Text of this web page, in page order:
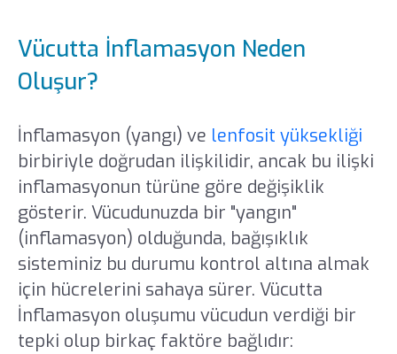
Vücutta İnflamasyon Neden
Oluşur?
İnflamasyon (yangı) ve lenfosit yüksekliği
birbiriyle doğrudan ilişkilidir, ancak bu ilişki
inflamasyonun türüne göre değişiklik
gösterir. Vücudunuzda bir "yangın"
(inflamasyon) olduğunda, bağışıklık
sisteminiz bu durumu kontrol altına almak
için hücrelerini sahaya sürer. Vücutta
İnflamasyon oluşumu vücudun verdiği bir
tepki olup birkaç faktöre bağlıdır: